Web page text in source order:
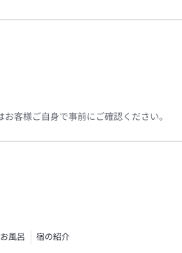
客様ご自身で事前にご確認ください。
お風呂 宿の紹介